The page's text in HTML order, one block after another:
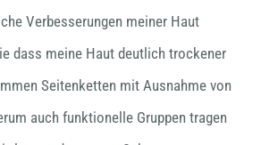
Verbesserungen meiner Haut
dass meine Haut deutlich trockener
Seitenketten mit Ausnahme von
auch funktionelle Gruppen tragen